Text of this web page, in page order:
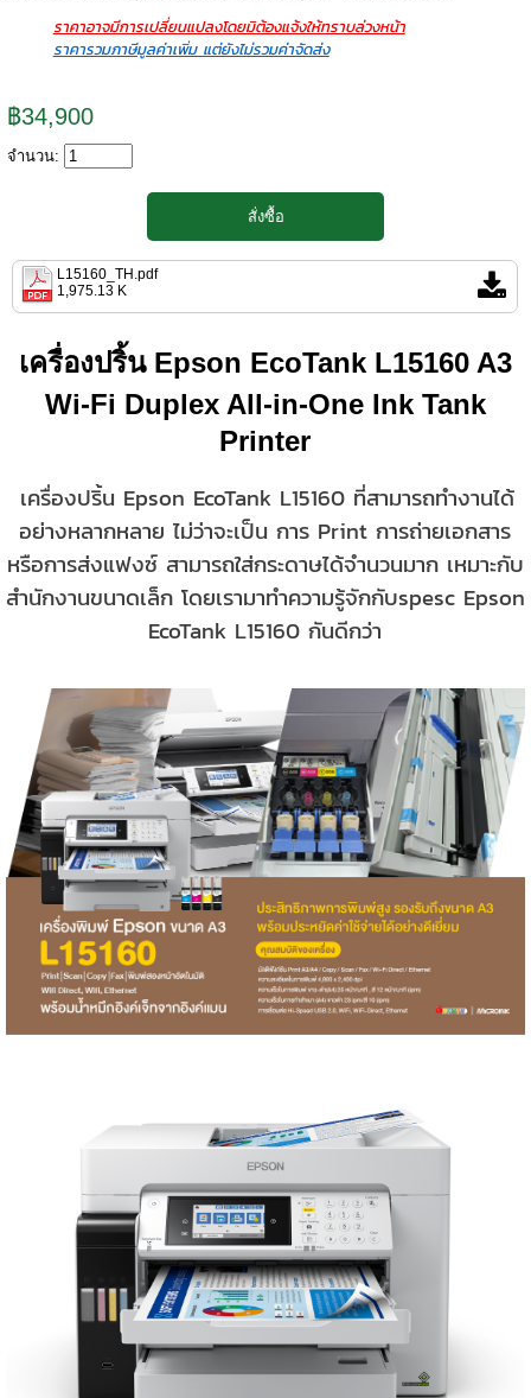
ราคาอาจมีการเปลี่ยนแปลงโดยมิต้องแจ้งให้ทราบล่วงหน้า
ราคารวมภาษีมูลค่าเพิ่ม แต่ยังไม่รวมค่าจัดส่ง
฿34,900
จำนวน:
L15160_TH.pdf
1,975.13 K
เครื่องปริ้น Epson EcoTank L15160 A3
Wi-Fi Duplex All-in-One Ink Tank
Printer
เครื่องปริ้น Epson EcoTank L15160 ที่สามารถทำงานได้
อย่างหลากหลาย ไม่ว่าจะเป็น การ Print การถ่ายเอกสาร
หรือการส่งแฟงซ์ สามารถใส่กระดาษได้จำนวนมาก เหมาะกับ
สำนักงานขนาดเล็ก โดยเรามาทำความรู้จักกับspesc Epson
EcoTank L15160 กันดีกว่า